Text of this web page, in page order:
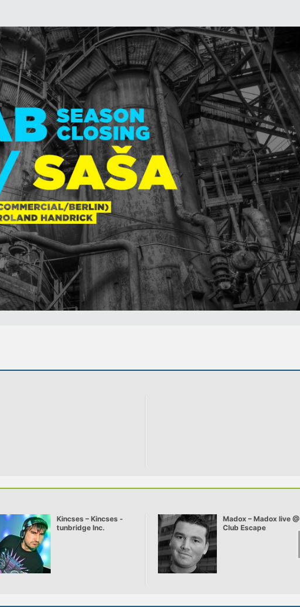
Kincses – Kincses -
tunbridge Inc.
Madox – Madox live @
Club Escape